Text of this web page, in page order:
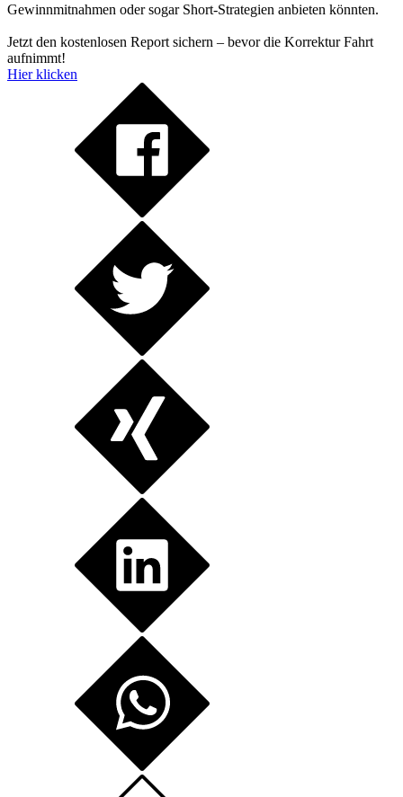
Gewinnmitnahmen oder sogar Short-Strategien anbieten könnten.
Jetzt den kostenlosen Report sichern – bevor die Korrektur Fahrt
aufnimmt!
Hier klicken